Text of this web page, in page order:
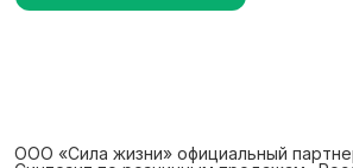
ООО «Сила жизни» официальный